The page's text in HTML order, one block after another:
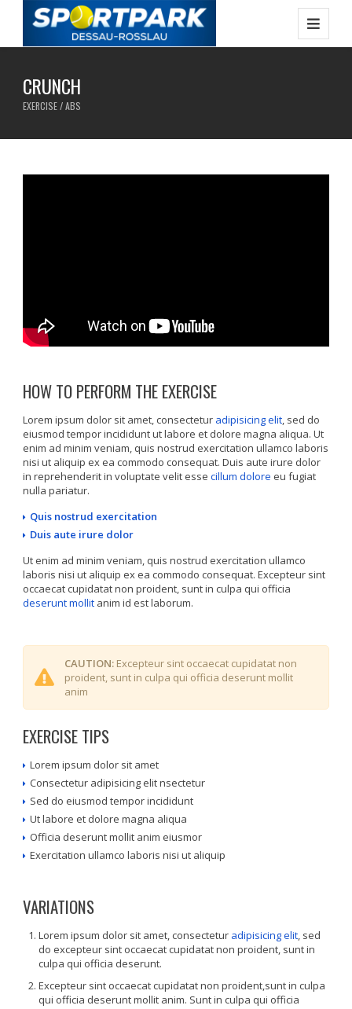
CRUNCH
EXERCISE / ABS
HOW TO PERFORM THE EXERCISE
Lorem ipsum dolor sit amet, consectetur adipisicing elit, sed do
eiusmod tempor incididunt ut labore et dolore magna aliqua. Ut
enim ad minim veniam, quis nostrud exercitation ullamco laboris
nisi ut aliquip ex ea commodo consequat. Duis aute irure dolor
in reprehenderit in voluptate velit essecillum dolore eu fugiat
nulla pariatur.
Quis nostrud exercitation
Duis aute irure dolor
Ut enim ad minim veniam, quis nostrud exercitation ullamco
laboris nisi ut aliquip ex ea commodo consequat. Excepteur sint
occaecat cupidatat non proident, sunt in culpa qui officia
deserunt mollit anim id est laborum.
CAUTION: Excepteur sint occaecat cupidatat non
proident, sunt in culpa qui officia deserunt mollit
anim
EXERCISE TIPS
Lorem ipsum dolor sit amet
Consectetur adipisicing elit nsectetur
Sed do eiusmod tempor incididunt
Ut labore et dolore magna aliqua
Officia deserunt mollit anim eiusmor
Exercitation ullamco laboris nisi ut aliquip
VARIATIONS
Lorem ipsum dolor sit amet, consectetur adipisicing elit, sed
do excepteur sint occaecat cupidatat non proident, sunt in
culpa qui officia deserunt.
Excepteur sint occaecat cupidatat non proident,sunt in culpa
qui officia deserunt mollit anim. Sunt in culpa qui officia